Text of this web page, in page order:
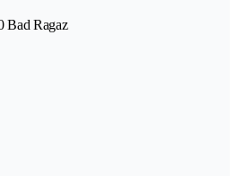
Bad Ragaz